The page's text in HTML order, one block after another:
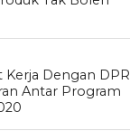
Kerja Dengan DPR
Antar Program